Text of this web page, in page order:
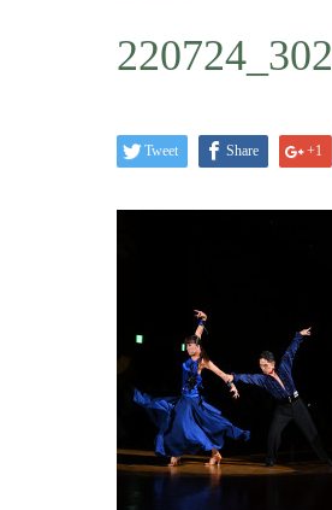
Tweet Share +1